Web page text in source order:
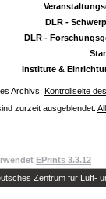
DLR -
DLR -
Institute &
Archivs: Kontrollseite
zurzeit ausgeblendet:
EPrints 3.3.12
Zentrum für Luft-